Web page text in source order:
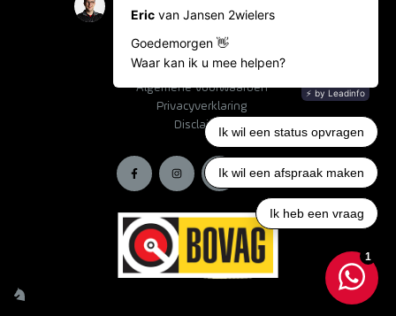
Occasions
Bestelinformatie
Algemene voorwaarden
Privacyverklaring
Disclaimer